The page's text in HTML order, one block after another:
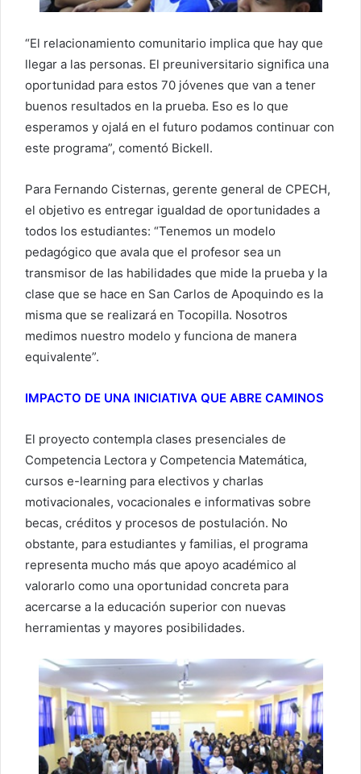
“El relacionamiento comunitario implica que hay que
llegar a las personas. El preuniversitario significa una
oportunidad para estos 70 jóvenes que van a tener
buenos resultados en la prueba. Eso es lo que
esperamos y ojalá en el futuro podamos continuar con
este programa”, comentó Bickell.
Para Fernando Cisternas, gerente general de CPECH,
el objetivo es entregar igualdad de oportunidades a
todos los estudiantes: “Tenemos un modelo
pedagógico que avala que el profesor sea un
transmisor de las habilidades que mide la prueba y la
clase que se hace en San Carlos de Apoquindo es la
misma que se realizará en Tocopilla. Nosotros
medimos nuestro modelo y funciona de manera
equivalente”.
IMPACTO DE UNA INICIATIVA QUE ABRE CAMINOS
El proyecto contempla clases presenciales de
Competencia Lectora y Competencia Matemática,
cursos e-learning para electivos y charlas
motivacionales, vocacionales e informativas sobre
becas, créditos y procesos de postulación. No
obstante, para estudiantes y familias, el programa
representa mucho más que apoyo académico al
valorarlo como una oportunidad concreta para
acercarse a la educación superior con nuevas
herramientas y mayores posibilidades.